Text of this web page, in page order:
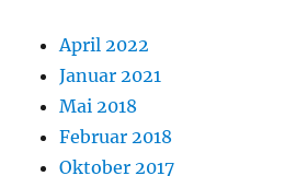
April 2022
Januar 2021
Mai 2018
Februar 2018
Oktober 2017